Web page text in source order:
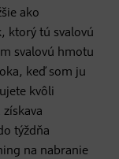
ako
ktorý tú svalovú
svalovú hmotu
keď som ju
kvôli
týždňa
na nabranie